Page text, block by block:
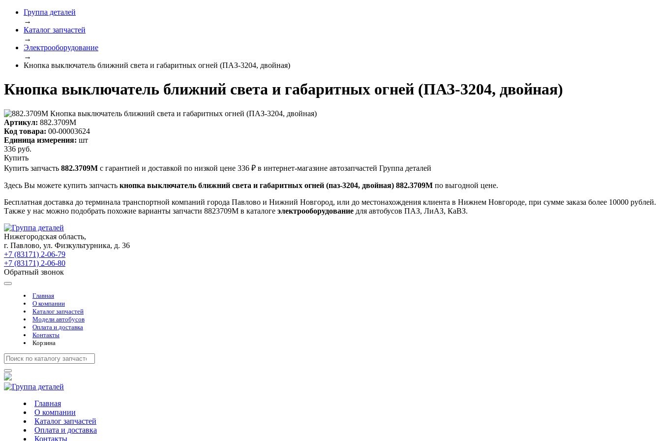
Группа деталей
→
Каталог запчастей
→
Электрооборудование
→
Кнопка выключатель ближний света и габаритных огней (ПАЗ-3204, двойная)
Кнопка выключатель ближний света и габаритных огней (ПАЗ-3204, двойная)
Артикул: 882.3709М
Код товара: 00-00003624
Единица измерения: шт
336 руб.
Купить
Купить запчасть 882.3709М с гарантией и доставкой по низкой цене 336 ₽ в интернет-магазине автозапчастей Группа деталей
Здесь Вы можете купить запчасть кнопка выключатель ближний света и габаритных огней (паз-3204, двойная) 882.3709М по выгодной цене.
Бесплатная доставка до терминала транспортной компаний города Павлово и Нижний Новгород, или до местонахождения клиента в Нижнем Новгороде, при сумме заказа более 10000 рублей.
Также у нас можно подобрать похожие варианты запчасти 8823709М в каталоге электрооборудование для автобусов ПАЗ, ЛиАЗ, КаВЗ.
Нижегородская область,
г. Павлово, ул. Физкультурника, д. 36
+7 (83171) 2-06-79
+7 (83171) 2-06-80
Обратный звонок
Главная
О компании
Каталог запчастей
Модели автобусов
Оплата и доставка
Контакты
Корзина
Главная
О компании
Каталог запчастей
Оплата и доставка
Контакты